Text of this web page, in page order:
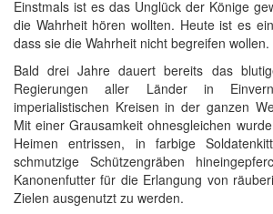
Einstmals ist es das Unglück der Könige
die Wahrheit hören wollten. Heute ist es
dass sie die Wahrheit nicht begreifen wollen.
Bald drei Jahre dauert bereits das
Regierungen aller Länder in
imperialistischen Kreisen in der ganzen
Mit einer Grausamkeit ohnesgleichen
Heimen entrissen, in farbige
schmutzige Schützengräben
Kanonenfutter für die Erlangung von
Zielen ausgenutzt zu werden.